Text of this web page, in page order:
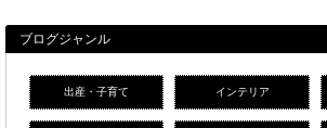
ブログジャンル
出産・子育て インテリア